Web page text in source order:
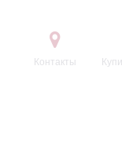
Контакты